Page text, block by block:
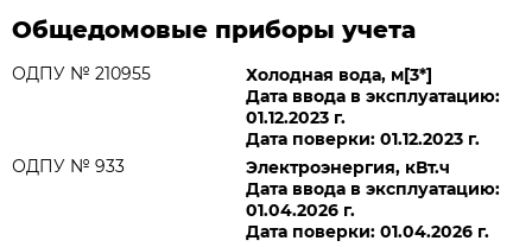
Общедомовые приборы учета
ОДПУ № 210955
Холодная вода, м[3*]
Дата ввода в эксплуатацию:
01.12.2023 г.
Дата поверки: 01.12.2023 г.
ОДПУ № 933
Электроэнергия, кВт.ч
Дата ввода в эксплуатацию:
01.04.2026 г.
Дата поверки: 01.04.2026 г.